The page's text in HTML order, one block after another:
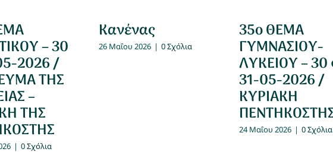
– 30
2026 /
ΤΗΣ
–
ΤΗΣ
| 0 Σχόλια
Κανένας
26 Μαΐου 2026 | 0 Σχόλια
35ο ΘΕΜΑ
ΓΥΜΝΑΣΙΟΥ-
ΛΥΚΕΙΟΥ –
31-05-2026 /
ΚΥΡΙΑΚΗ
24 Μαΐου 2026 | 0 Σχόλια